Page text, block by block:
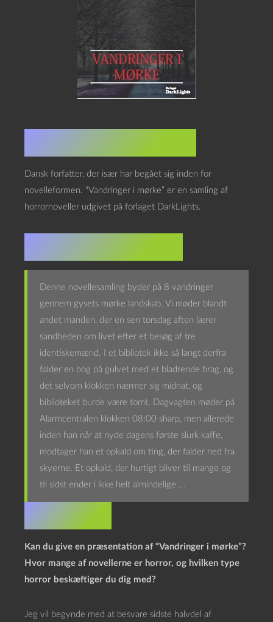
Dansk forfatter, der især har begået sig inden for
novelleformen. “Vandringer i mørke” er en samling af
horrornoveller udgivet på forlaget DarkLights.
Denne novellesamling byder på 8 vandringer
gennem gysets mørke landskab. Vi møder blandt
andet manden, der en sen torsdag aften lærer
sandheden om livet efter et besøg af tre
identiskemænd. I et bibliotek ikke så langt derfra
falder en bog på gulvet med et bladrende brag, og
det selvom klokken nærmer sig midnat, og
biblioteket burde være tomt. Dagvagten møder på
Alarmcentralen klokken 08:00 sharp, men allerede
inden han når at nyde dagens første slurk kaffe,
modtager han et opkald om ting, der falder ned fra
skyerne. Et opkald, der hurtigt bliver til mange og
til sidst ender i ikke helt almindelige …
Interview
Kan du give en præsentation af “Vandringer i mørke”?
Hvor mange af novellerne er horror, og hvilken type
horror beskæftiger du dig med?
Jeg vil begynde med at besvare sidste halvdel af